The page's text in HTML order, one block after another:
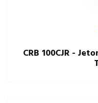
CRB 100CJR -